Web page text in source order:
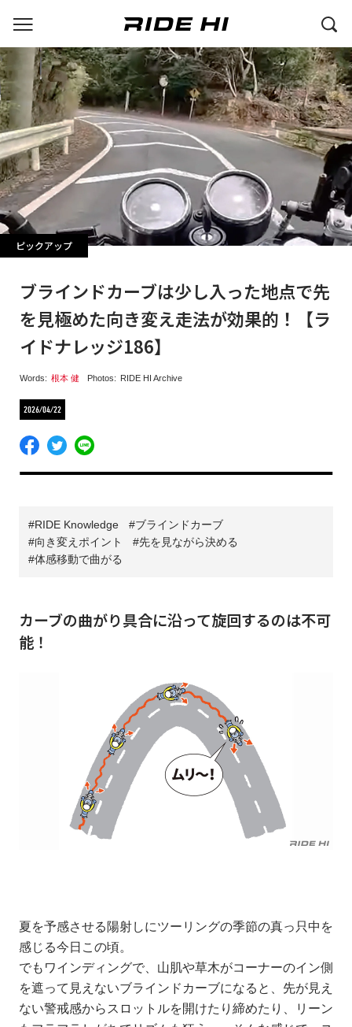
ピックアップ
ブラインドカーブは少し入った地点で先
を見極めた向き変え走法が効果的！【ラ
イドナレッジ186】
Words: 根本 健 Photos: RIDE HI Archive
2026/04/22
RIDE Knowledge
ブラインドカーブ
向き変えポイント
先を見ながら決める
体感移動で曲がる
カーブの曲がり具合に沿って旋回するのは不可
能！
夏を予感させる陽射しにツーリングの季節の真っ只中を
感じる今日この頃。
でもワインディングで、山肌や草木がコーナーのイン側
を遮って見えないブラインドカーブになると、先が見え
ない警戒感からスロットルを開けたり締めたり、リーン